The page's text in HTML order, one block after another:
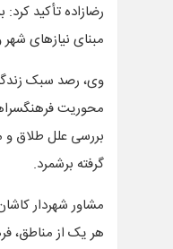
رضازاده تأکید
مبنای نیازهای
وی، رصد سبک
محوریت
بررسی علل طلاق و
گرفته برشمرد.
مشاور شهردار
هر یک از مناطق،